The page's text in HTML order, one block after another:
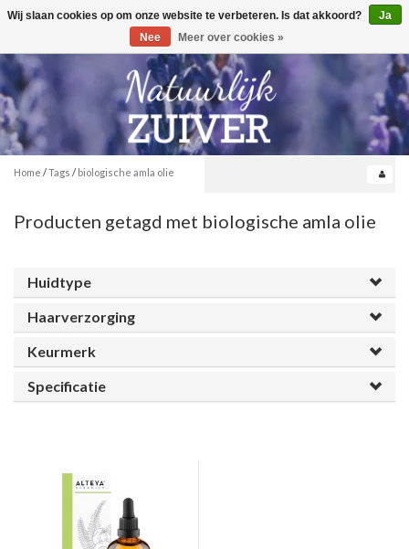
Toggle
0
Home /Tags / biologische amla olie
Producten getagd met biologische amla olie
Huidtype
Haarverzorging
Keurmerk
Specificatie
Wij slaan cookies op om onze website te verbeteren. Is dat akkoord?
Ja
Nee
Meer over cookies »